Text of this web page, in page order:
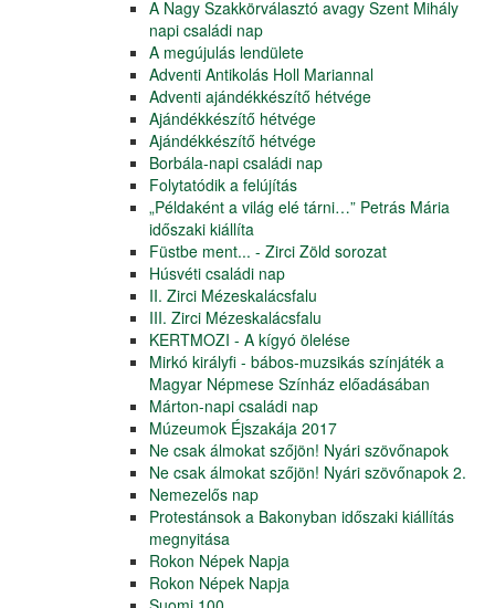
A Nagy Szakkörválasztó avagy Szent Mihály
napi családi nap
A megújulás lendülete
Adventi Antikolás Holl Mariannal
Adventi ajándékkészítő hétvége
Ajándékkészítő hétvége
Ajándékkészítő hétvége
Borbála-napi családi nap
Folytatódik a felújítás
„Példaként a világ elé tárni…” Petrás Mária
időszaki kiállíta
Füstbe ment... - Zirci Zöld sorozat
Húsvéti családi nap
II. Zirci Mézeskalácsfalu
III. Zirci Mézeskalácsfalu
KERTMOZI - A kígyó ölelése
Mirkó királyfi - bábos-muzsikás színjáték a
Magyar Népmese Színház előadásában
Márton-napi családi nap
Múzeumok Éjszakája 2017
Ne csak álmokat szőjön! Nyári szövőnapok
Ne csak álmokat szőjön! Nyári szövőnapok 2.
Nemezelős nap
Protestánsok a Bakonyban időszaki kiállítás
megnyitása
Rokon Népek Napja
Rokon Népek Napja